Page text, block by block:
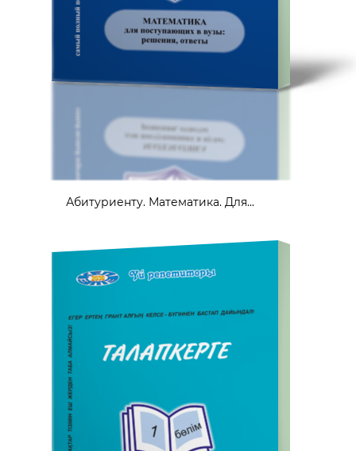
Абитуриенту. Математика. Для...